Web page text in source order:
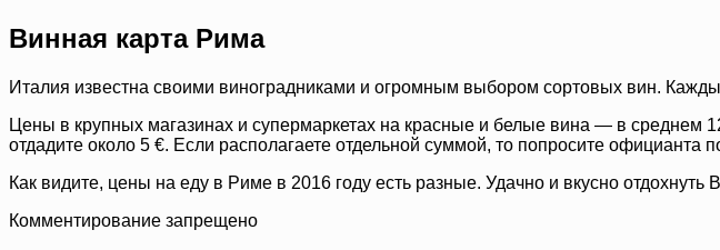
Винная карта Рима
Италия известна своими виноградниками и огромным выбором сортовых вин.
Цены в крупных магазинах и супермаркетах на красные и белые вина — в
отдадите около 5 €. Если располагаете отдельной суммой, то попросите официанта
Как видите, цены на еду в Риме в 2016 году есть разные. Удачно и вкусно отдохнуть
Комментирование запрещено